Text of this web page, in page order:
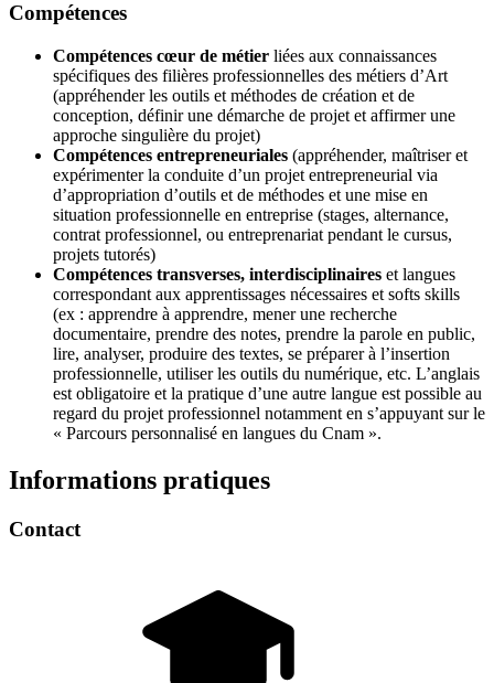
Compétences
Compétences cœur de métier liées aux connaissances
spécifiques des filières professionnelles des métiers d’Art
(appréhender les outils et méthodes de création et de
conception, définir une démarche de projet et affirmer une
approche singulière du projet)
Compétences entrepreneuriales (appréhender, maîtriser et
expérimenter la conduite d’un projet entrepreneurial via
d’appropriation d’outils et de méthodes et une mise en
situation professionnelle en entreprise (stages, alternance,
contrat professionnel, ou entreprenariat pendant le cursus,
projets tutorés)
Compétences transverses, interdisciplinaires et langues
correspondant aux apprentissages nécessaires et softs skills
(ex : apprendre à apprendre, mener une recherche
documentaire, prendre des notes, prendre la parole en public,
lire, analyser, produire des textes, se préparer à l’insertion
professionnelle, utiliser les outils du numérique, etc. L’anglais
est obligatoire et la pratique d’une autre langue est possible au
regard du projet professionnel notamment en s’appuyant sur le
« Parcours personnalisé en langues du Cnam ».
Informations pratiques
Contact